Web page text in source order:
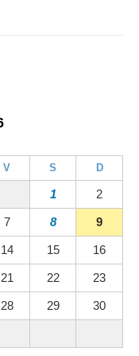
V S D
1 2
7 8 9
14 15 16
21 22 23
28 29 30